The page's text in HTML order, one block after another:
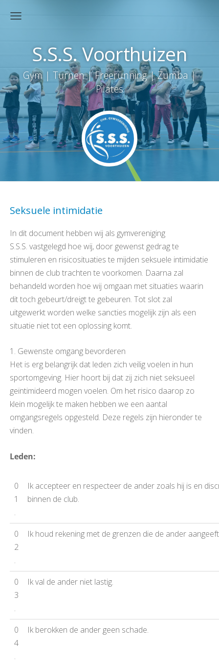
S.S.S. Voorthuizen
Gym | Turnen | Freerunning | Zumba |
Pilates
Seksuele intimidatie
In dit document hebben wij als gymvereniging
S.S.S. vastgelegd hoe wij, door gewenst gedrag te
stimuleren en risicosituaties te mijden seksuele intimidatie
binnen de club trachten te voorkomen. Daarna zal
behandeld worden hoe wij omgaan met situaties waarin
dit toch gebeurt/dreigt te gebeuren. Tot slot zal
uitgewerkt worden welke sancties mogelijk zijn als een
situatie niet tot een oplossing komt.
1. Gewenste omgang bevorderen
Het is erg belangrijk dat leden zich veilig voelen in hun
sportomgeving. Hier hoort bij dat zij zich niet seksueel
geïntimideerd mogen voelen. Om het risico daarop zo
klein mogelijk te maken hebben we een aantal
omgangsregels opgesteld. Deze regels zijn hieronder te
vinden.
Leden:
0
1
.
Ik accepteer en respecteer de ander zoals hij is en
binnen de club.
0
2
.
Ik houd rekening met de grenzen die de ander
0
3
.
Ik val de ander niet lastig.
0
4
.
Ik berokken de ander geen schade.